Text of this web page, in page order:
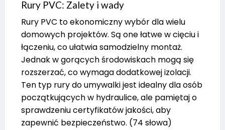
Rury PVC: Zalety i wady
Rury PVC to ekonomiczny wybór dla wielu
domowych projektów. Są one łatwe w cięciu i
łączeniu, co ułatwia samodzielny montaż.
Jednak w gorących środowiskach mogą się
rozszerzać, co wymaga dodatkowej izolacji.
Ten typ rury do umywalki jest idealny dla osób
początkujących w hydraulice, ale pamiętaj o
sprawdzeniu certyfikatów jakości, aby
zapewnić bezpieczeństwo. (74 słowa)